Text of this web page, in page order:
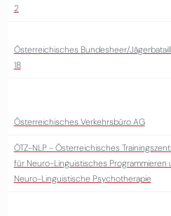
2
Österreichisches Bundesheer/
18
Österreichisches Verkehrsbüro AG
ÖTZ-NLP - Österreichisches
für Neuro-Linguistisches Programmieren
Neuro-Linguistische Psychotherapie